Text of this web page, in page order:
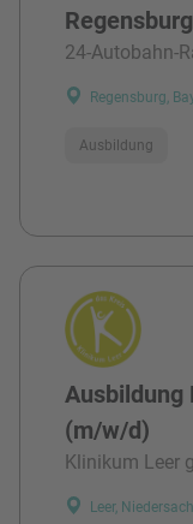
Regensburg
24-Autobahn-
Regensburg,
Ausbildung
(m/w/d)
Klinikum Leer
Leer,